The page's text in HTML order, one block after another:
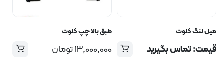
میل لنگ کلوت
قیمت: تماس بگیرید
طبق بالا چپ کلوت
13,000,000تومان